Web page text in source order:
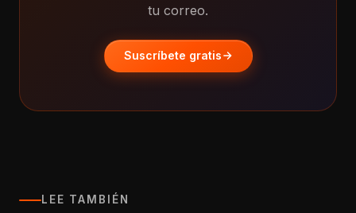
tu correo.
Suscríbete gratis
LEE TAMBIÉN